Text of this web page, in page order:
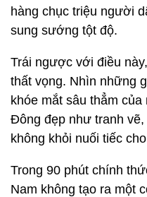
hàng chục triệu người
sung sướng tột độ.
Trái ngược với điều
thất vọng. Nhìn những
khóe mắt sâu thẳm
Đông đẹp như tranh
không khỏi nuối tiếc
Trong 90 phút chính
Nam không tạo ra một